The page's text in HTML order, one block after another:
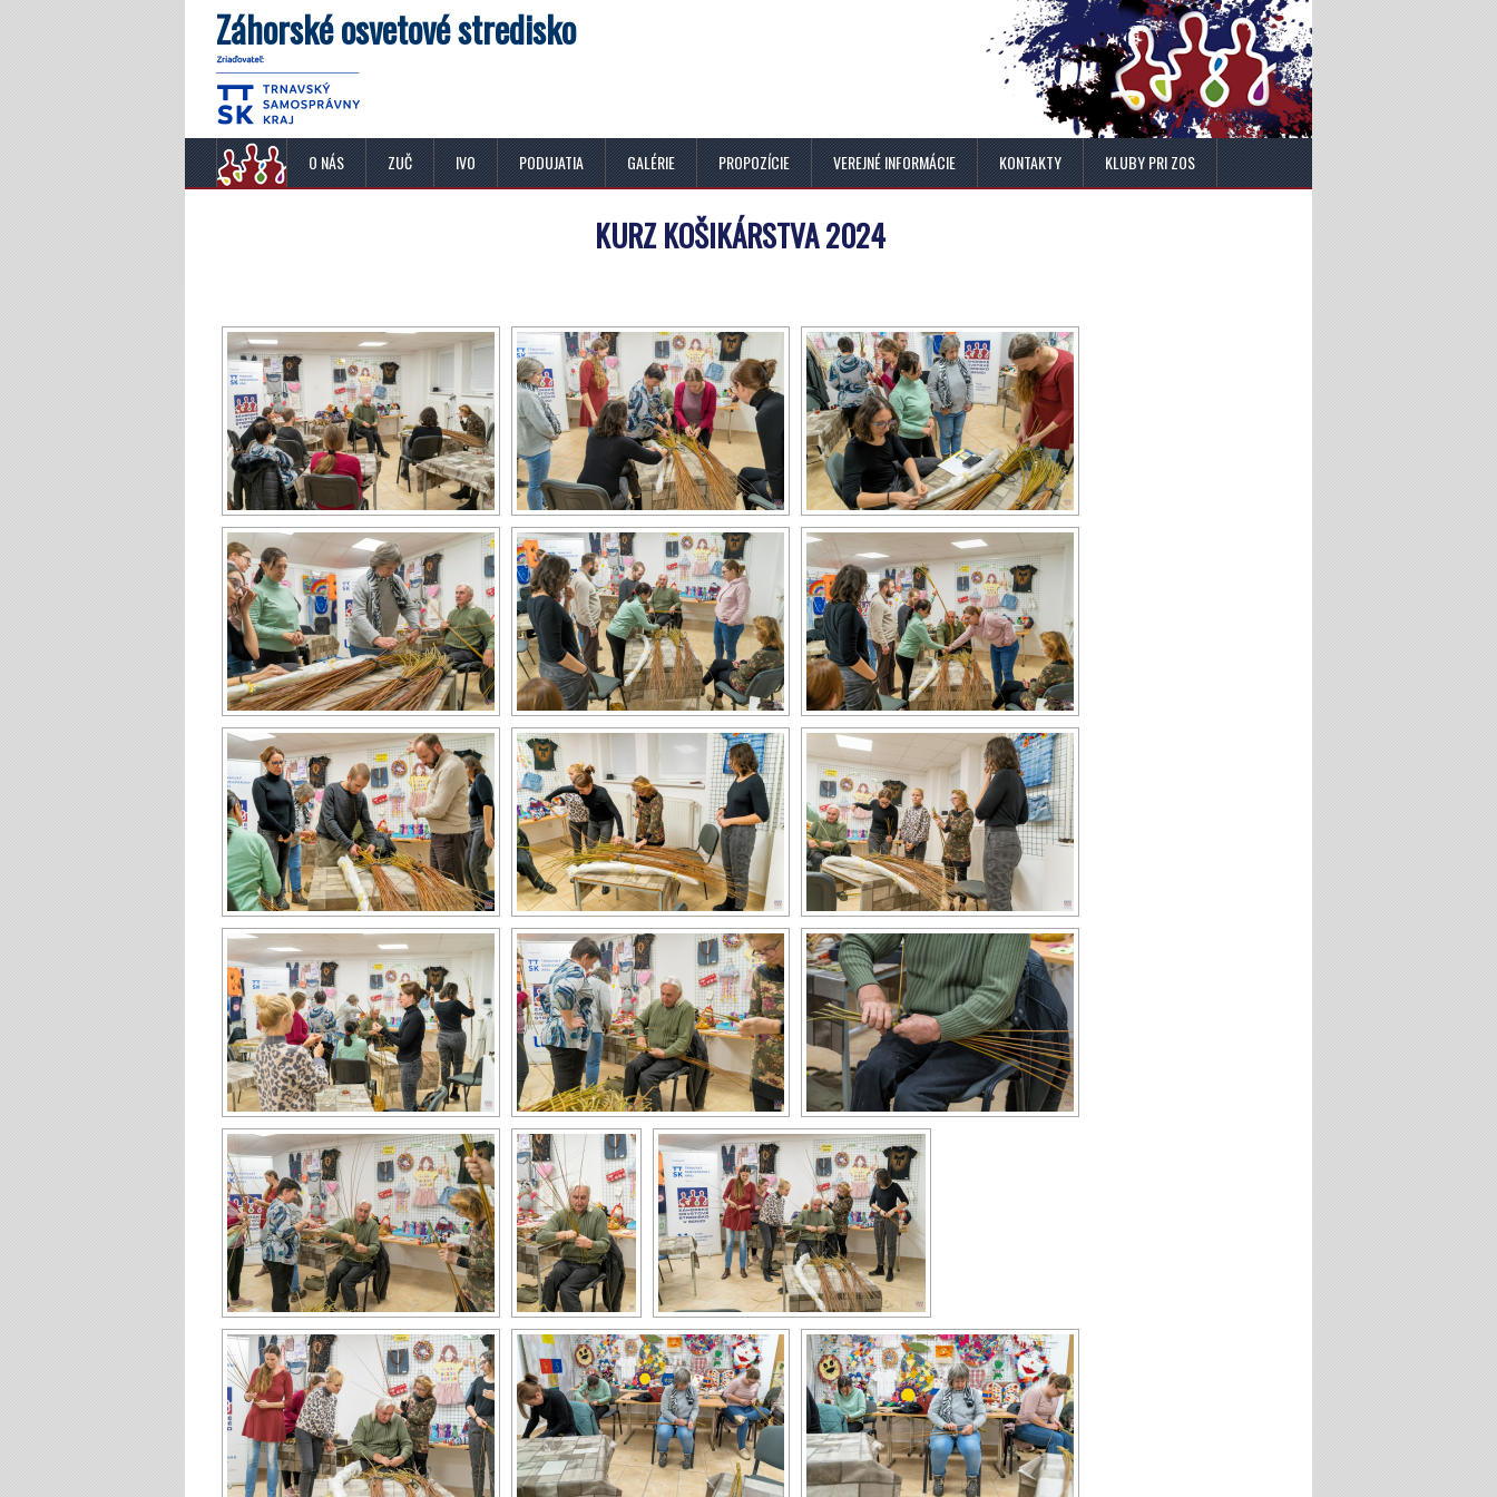
Záhorské osvetové stredisko
O NÁS ZUČ IVO PODUJATIA GALÉRIE PROPOZÍCIE VEREJNÉ INFORMÁCIE KONTAKTY KLUBY PRI ZOS
KURZ KOŠIKÁRSTVA 2024